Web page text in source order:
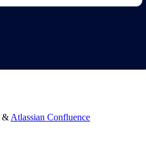
& Atlassian Confluence